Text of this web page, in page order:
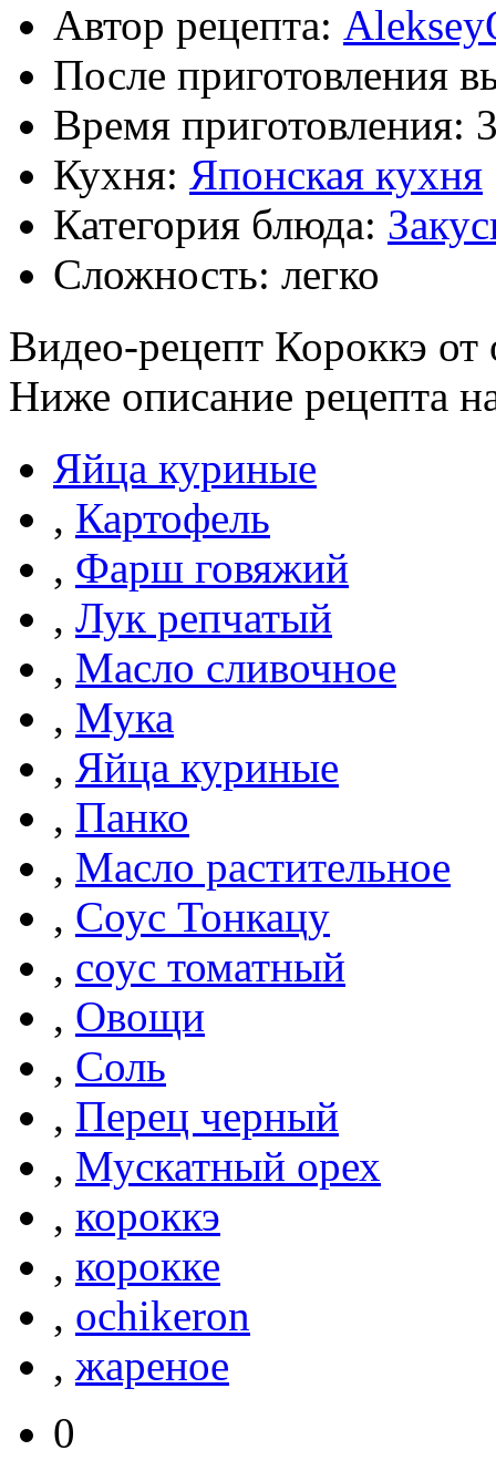
Автор рецепта:
После приготовления
Время приготовления:
Кухня: Японская кухня
Категория блюда:
Сложность: легко
Видео-рецепт Короккэ
Ниже описание рецепта
Яйца куриные
, Картофель
, Фарш говяжий
, Лук репчатый
, Масло сливочное
, Мука
, Яйца куриные
, Панко
, Масло растительное
, Соус Тонкацу
, соус томатный
, Овощи
, Соль
, Перец черный
, Мускатный орех
, короккэ
, корокке
, ochikeron
, жареное
0